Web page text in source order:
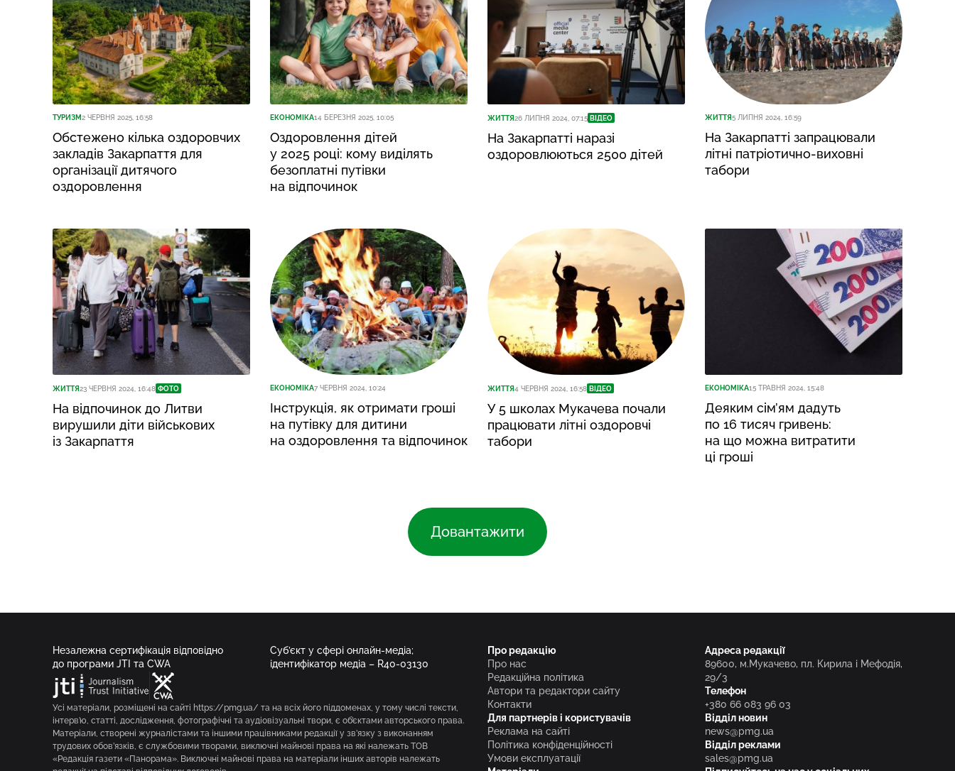
ТУРИЗМ2 ЧЕРВНЯ 2025, 16:58
Обстежено кілька оздоровчих
закладів Закарпаття для
організації дитячого
оздоровлення
ЕКОНОМІКА14 БЕРЕЗНЯ 2025, 10:05
Оздоровлення дітей
у 2025 році: кому виділять
безоплатні путівки
на відпочинок
ЖИТТЯ26 ЛИПНЯ 2024, 07:15 ВІДЕО
На Закарпатті наразі
оздоровлюються 2500 дітей
ЖИТТЯ5 ЛИПНЯ 2024, 16:59
На Закарпатті запрацювали
літні патріотично-виховні
табори
ЖИТТЯ23 ЧЕРВНЯ 2024, 16:48 ФОТО
На відпочинок до Литви
вирушили діти військових
із Закарпаття
ЕКОНОМІКА7 ЧЕРВНЯ 2024, 10:24
Інструкція, як отримати гроші
на путівку для дитини
на оздоровлення та відпочинок
ЖИТТЯ4 ЧЕРВНЯ 2024, 16:58 ВІДЕО
У 5 школах Мукачева почали
працювати літні оздоровчі
табори
ЕКОНОМІКА15 ТРАВНЯ 2024, 15:48
Деяким сім’ям дадуть
по 16 тисяч гривень:
на що можна витратити
ці гроші
Довантажити
Незалежна сертифікація відповідно
до програми JTI та CWA
Суб’єкт у сфері онлайн-медіа;
ідентифікатор медіа – R40-03130
Усі матеріали, розміщені на сайті https://pmg.ua/ та на всіх його піддоменах, у тому числі тексти,
інтерв’ю, статті, дослідження, фотографічні та аудіовізуальні твори, є об’єктами авторського права.
Матеріали, створені журналістами та іншими працівниками редакції у зв’язку з виконанням
трудових обов’язків, є службовими творами, виключні майнові права на які належать ТОВ
«Редакція газети «Панорама». Виключні майнові права на матеріали інших авторів належать
Про редакцію
Про нас
Редакційна політика
Автори та редактори сайту
Контакти
Для партнерів і користувачів
Реклама на сайті
Політика конфіденційності
Умови експлуатації
Адреса редакції
89600, м.Мукачево, пл. Кирила і Мефодія,
29/3
Телефон
+380 66 083 96 03
Відділ новин
news@pmg.ua
Відділ реклами
sales@pmg.ua